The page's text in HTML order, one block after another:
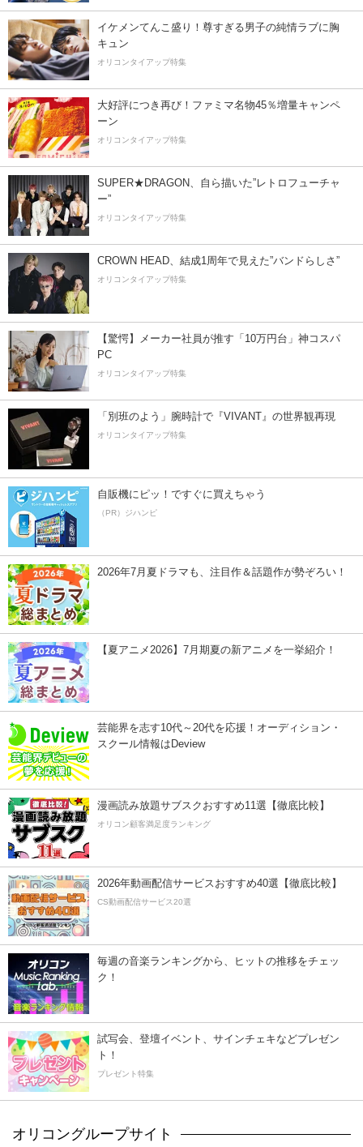
イケメンてんこ盛り！尊すぎる男子の純情ラブに胸
キュン
オリコンタイアップ特集
大好評につき再び！ファミマ名物45％増量キャンペ
ーン
オリコンタイアップ特集
SUPER★DRAGON、自ら描いた”レトロフューチャ
ー”
オリコンタイアップ特集
CROWN HEAD、結成1周年で見えた”バンドらしさ”
オリコンタイアップ特集
【驚愕】メーカー社員が推す「10万円台」神コスパ
PC
オリコンタイアップ特集
「別班のよう」腕時計で『VIVANT』の世界観再現
オリコンタイアップ特集
自販機にピッ！ですぐに買えちゃう
（PR）ジハンピ
2026年7月夏ドラマも、注目作＆話題作が勢ぞろい！
【夏アニメ2026】7月期夏の新アニメを一挙紹介！
芸能界を志す10代～20代を応援！オーディション・
スクール情報はDeview
漫画読み放題サブスクおすすめ11選【徹底比較】
オリコン顧客満足度ランキング
2026年動画配信サービスおすすめ40選【徹底比較】
CS動画配信サービス20選
毎週の音楽ランキングから、ヒットの推移をチェッ
ク！
試写会、登壇イベント、サインチェキなどプレゼン
ト！
プレゼント特集
オリコングループサイト